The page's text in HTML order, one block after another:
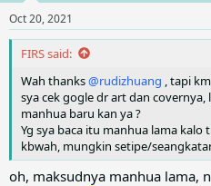
n
s
:
Oct 20, 2021
FIRS said:
Wah thanks@rudizhuang , tapi
sya cek gogle dr art dan
manhua baru kan ya ?
Yg sya baca itu manhua lama kalo
kbwah, mungkin setipe/
oh, maksudnya manhua lama,